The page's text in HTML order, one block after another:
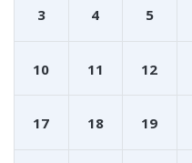
3 4 5
10 11 12
17 18 19